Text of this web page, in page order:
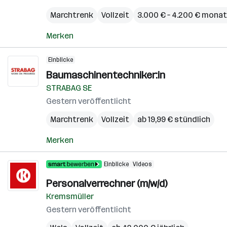
Marchtrenk
Vollzeit 3.000 € – 4.200 €
Merken
Einblicke
Baumaschinentechniker:in
STRABAG SE
Gestern veröffentlicht
Marchtrenk
Vollzeit ab 19,99 € stündlich
Merken
Einblicke Videos
Personalverrechner (m/w/d)
Kremsmüller
Gestern veröffentlicht